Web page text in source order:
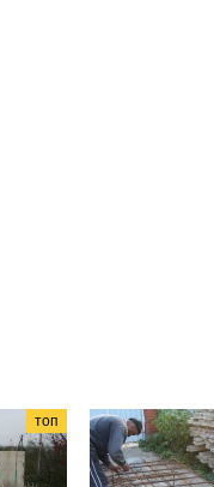
топ